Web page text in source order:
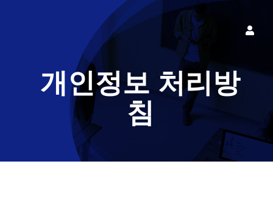
Toggle
개인정보 처리방
침